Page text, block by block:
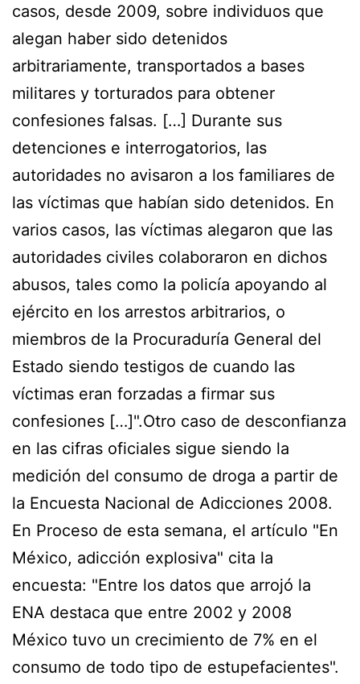
casos, desde 2009, sobre individuos que
alegan haber sido detenidos
arbitrariamente, transportados a bases
militares y torturados para obtener
confesiones falsas. […] Durante sus
detenciones e interrogatorios, las
autoridades no avisaron a los familiares de
las víctimas que habían sido detenidos. En
varios casos, las víctimas alegaron que las
autoridades civiles colaboraron en dichos
abusos, tales como la policía apoyando al
ejército en los arrestos arbitrarios, o
miembros de la Procuraduría General del
Estado siendo testigos de cuando las
víctimas eran forzadas a firmar sus
confesiones […]".Otro caso de desconfianza
en las cifras oficiales sigue siendo la
medición del consumo de droga a partir de
la Encuesta Nacional de Adicciones 2008.
En Proceso de esta semana, el artículo "En
México, adicción explosiva" cita la
encuesta: "Entre los datos que arrojó la
ENA destaca que entre 2002 y 2008
México tuvo un crecimiento de 7% en el
consumo de todo tipo de estupefacientes".